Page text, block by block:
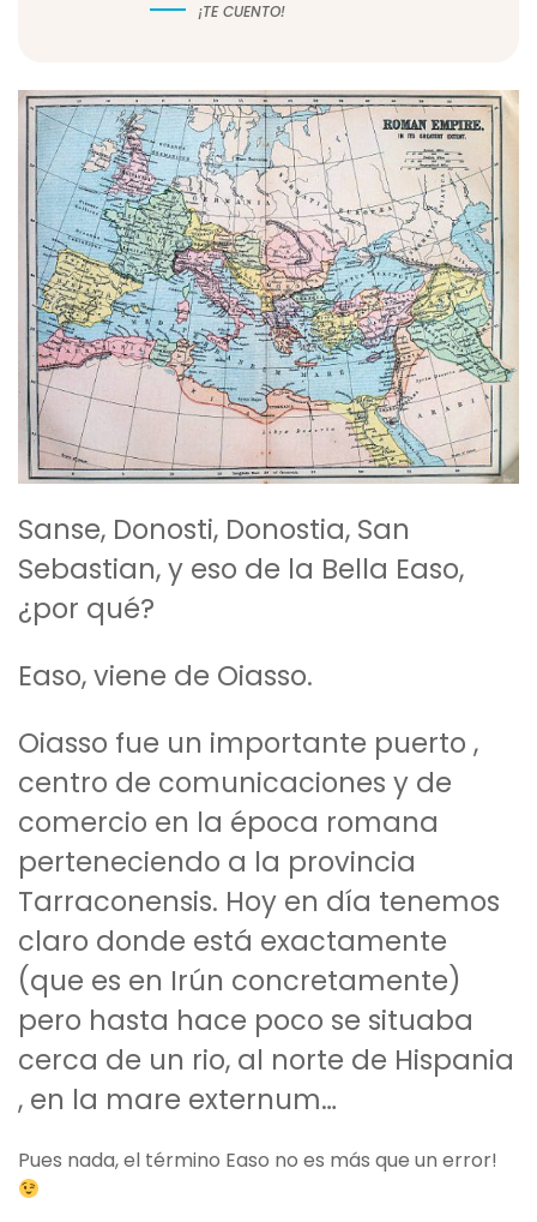
¡TE CUENTO!
Sanse, Donosti, Donostia, San
Sebastian, y eso de la Bella Easo,
¿por qué?
Easo, viene de Oiasso.
Oiasso fue un importante puerto ,
centro de comunicaciones y de
comercio en la época romana
perteneciendo a la provincia
Tarraconensis. Hoy en día tenemos
claro donde está exactamente
(que es en Irún concretamente)
pero hasta hace poco se situaba
cerca de un rio, al norte de Hispania
, en la mare externum…
Pues nada, el término Easo no es más que un error!